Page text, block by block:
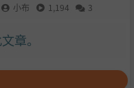
小布 1,194 3
章。